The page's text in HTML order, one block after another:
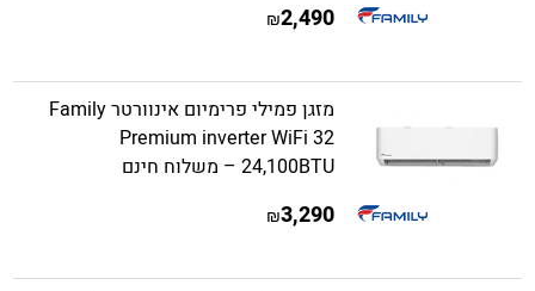
2,490
₪
מזגן פמילי פרימיום אינוורטר Family
Premium inverter WiFi 32
24,100BTU – משלוח חינם
3,290
₪